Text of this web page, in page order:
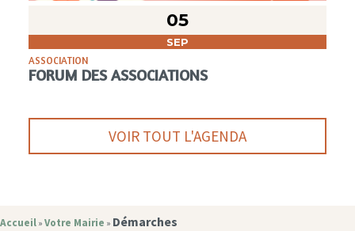
05
SEP
ASSOCIATION
FORUM DES ASSOCIATIONS
VOIR TOUT L'AGENDA
Accueil » Votre Mairie » Démarches